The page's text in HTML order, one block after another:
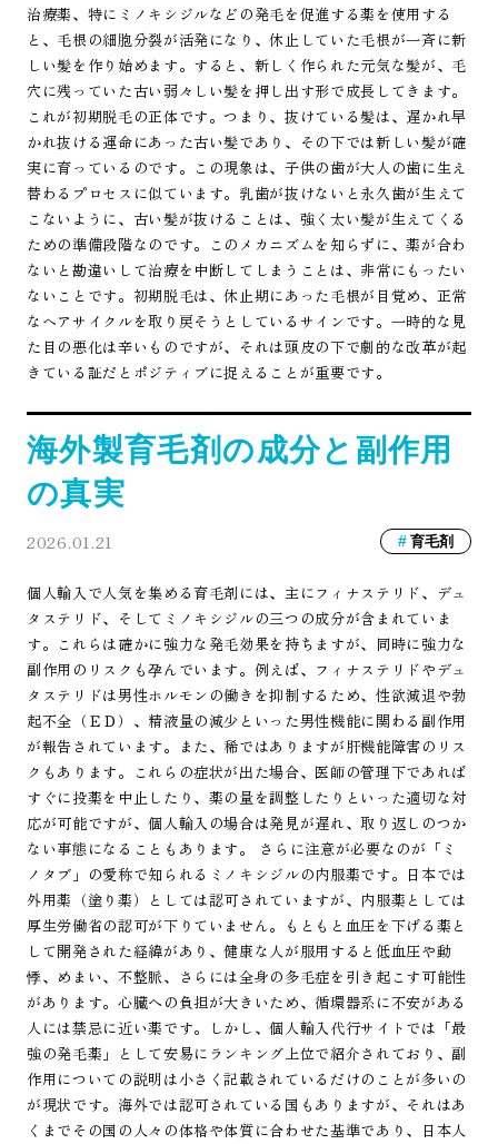
治療薬、特にミノキシジルなどの発毛を促進する薬を使用する
と、毛根の細胞分裂が活発になり、休止していた毛根が一斉に新
しい髪を作り始めます。すると、新しく作られた元気な髪が、毛
穴に残っていた古い弱々しい髪を押し出す形で成長してきます。
これが初期脱毛の正体です。つまり、抜けている髪は、遅かれ早
かれ抜ける運命にあった古い髪であり、その下では新しい髪が確
実に育っているのです。この現象は、子供の歯が大人の歯に生え
替わるプロセスに似ています。乳歯が抜けないと永久歯が生えて
こないように、古い髪が抜けることは、強く太い髪が生えてくる
ための準備段階なのです。このメカニズムを知らずに、薬が合わ
ないと勘違いして治療を中断してしまうことは、非常にもったい
ないことです。初期脱毛は、休止期にあった毛根が目覚め、正常
なヘアサイクルを取り戻そうとしているサインです。一時的な見
た目の悪化は辛いものですが、それは頭皮の下で劇的な改革が起
きている証だとポジティブに捉えることが重要です。
海外製育毛剤の成分と副作用
の真実
2026.01.21 育毛剤
個人輸入で人気を集める育毛剤には、主にフィナステリド、デュ
タステリド、そしてミノキシジルの三つの成分が含まれていま
す。これらは確かに強力な発毛効果を持ちますが、同時に強力な
副作用のリスクも孕んでいます。例えば、フィナステリドやデュ
タステリドは男性ホルモンの働きを抑制するため、性欲減退や勃
起不全（ＥＤ）、精液量の減少といった男性機能に関わる副作用
が報告されています。また、稀ではありますが肝機能障害のリス
クもあります。これらの症状が出た場合、医師の管理下であれば
すぐに投薬を中止したり、薬の量を調整したりといった適切な対
応が可能ですが、個人輸入の場合は発見が遅れ、取り返しのつか
ない事態になることもあります。 さらに注意が必要なのが「ミ
ノタブ」の愛称で知られるミノキシジルの内服薬です。日本では
外用薬（塗り薬）としては認可されていますが、内服薬としては
厚生労働省の認可が下りていません。もともと血圧を下げる薬と
して開発された経緯があり、健康な人が服用すると低血圧や動
悸、めまい、不整脈、さらには全身の多毛症を引き起こす可能性
があります。心臓への負担が大きいため、循環器系に不安がある
人には禁忌に近い薬です。しかし、個人輸入代行サイトでは「最
強の発毛薬」として安易にランキング上位で紹介されており、副
作用についての説明は小さく記載されているだけのことが多いの
が現状です。海外では認可されている国もありますが、それはあ
くまでその国の人々の体格や体質に合わせた基準であり、日本人